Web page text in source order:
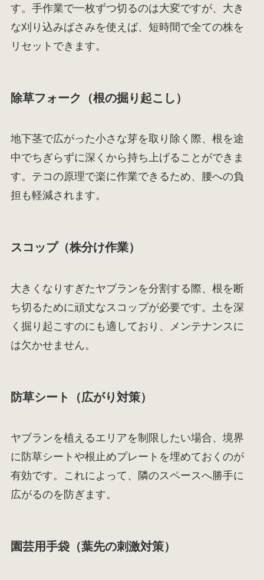
す。手作業で一枚ずつ切るのは大変ですが、大き
な刈り込みばさみを使えば、短時間で全ての株を
リセットできます。
除草フォーク（根の掘り起こし）
地下茎で広がった小さな芽を取り除く際、根を途
中でちぎらずに深くから持ち上げることができま
す。テコの原理で楽に作業できるため、腰への負
担も軽減されます。
スコップ（株分け作業）
大きくなりすぎたヤブランを分割する際、根を断
ち切るために頑丈なスコップが必要です。土を深
く掘り起こすのにも適しており、メンテナンスに
は欠かせません。
防草シート（広がり対策）
ヤブランを植えるエリアを制限したい場合、境界
に防草シートや根止めプレートを埋めておくのが
有効です。これによって、隣のスペースへ勝手に
広がるのを防ぎます。
園芸用手袋（葉先の刺激対策）